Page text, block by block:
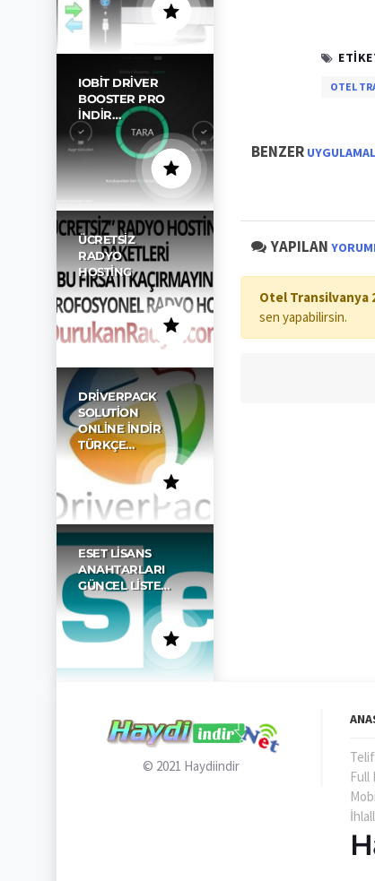
IOBIT DRIVER
BOOSTER PRO
İNDIR…
ÜCRETSIZ
RADYO
HOSTING
DRIVERPACK
SOLUTION
ONLINE İNDIR
TÜRKÇE…
ESET LISANS
ANAHTARLARI
GÜNCEL LISTE…
OTEL
BENZER
YAPILAN
Otel Transilvanya
sen yapabilirsin.
© 2021 Haydiindir
Full